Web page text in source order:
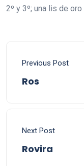
2º y 3º; una lis de
Previous Post
Ros
Next Post
Rovira